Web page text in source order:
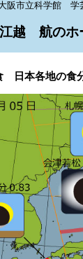
市立科学館 学
越 航のホ
日本各地の食